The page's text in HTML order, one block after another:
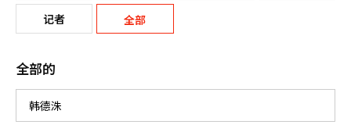
记者 全部
全部的